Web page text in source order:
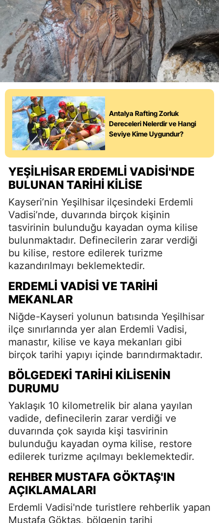
Antalya Rafting Zorluk
Dereceleri Nelerdir ve Hangi
Seviye Kime Uygundur?
YEŞILHISAR ERDEMLI VADISI'NDE
BULUNAN TARIHI KILISE
Kayseri’nin Yeşilhisar ilçesindeki Erdemli
Vadisi’nde, duvarında birçok kişinin
tasvirinin bulunduğu kayadan oyma kilise
bulunmaktadır. Definecilerin zarar verdiği
bu kilise, restore edilerek turizme
kazandırılmayı beklemektedir.
ERDEMLI VADISI VE TARIHI
MEKANLAR
Niğde-Kayseri yolunun batısında Yeşilhisar
ilçe sınırlarında yer alan Erdemli Vadisi,
manastır, kilise ve kaya mekanları gibi
birçok tarihi yapıyı içinde barındırmaktadır.
BÖLGEDEKI TARIHI KILISENIN
DURUMU
Yaklaşık 10 kilometrelik bir alana yayılan
vadide, definecilerin zarar verdiği ve
duvarında çok sayıda kişi tasvirinin
bulunduğu kayadan oyma kilise, restore
edilerek turizme açılmayı beklemektedir.
REHBER MUSTAFA GÖKTAŞ'IN
AÇIKLAMALARI
Erdemli Vadisi'nde turistlere rehberlik yapan
Mustafa Göktaş, bölgenin tarihi